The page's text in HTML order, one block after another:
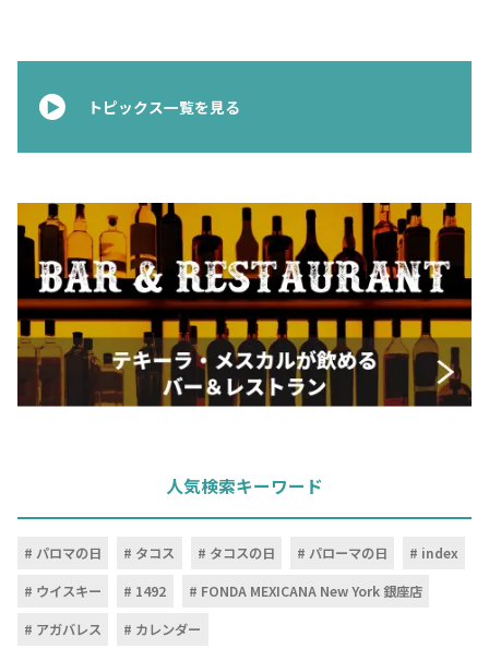
トピックス一覧を見る
人気検索キーワード
パロマの日 タコス タコスの日 パローマの日
index
ウイスキー
1492
FONDA MEXICANA New York 銀座店
アガバレス
カレンダー